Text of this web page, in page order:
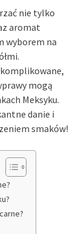
nie tylko
aromat
wyborem na
mogą
Meksyku.
danie i
smaków!